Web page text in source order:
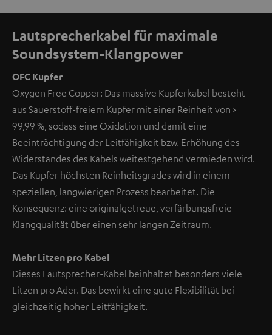
Lautsprecherkabel für maximale
Soundsystem-Klangpower
OFC Kupfer
Oxygen Free Copper: Das massive Kupferkabel besteht
aus Sauerstoff-freiem Kupfer mit einer Reinheit von >
99,99 %, sodass eine Oxidation und damit eine
Beeinträchtigung der Leitfähigkeit bzw. Erhöhung des
Widerstandes des Kabels weitestgehend vermieden wird.
Das Kupfer höchsten Reinheitsgrades wird in einem
speziellen, langwierigen Prozess bearbeitet. Die
Konsequenz: eine originalgetreue, verfärbungsfreie
Klangqualität über einen sehr langen Zeitraum.
Mehr Litzen pro Kabel
Dieses Lautsprecher-Kabel beinhaltet besonders viele
Litzen pro Ader. Das bewirkt eine gute Flexibilität bei
gleichzeitig hoher Leitfähigkeit.